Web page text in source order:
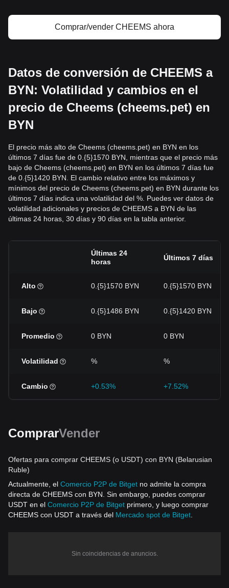
Comprar/vender CHEEMS ahora
Datos de conversión de CHEEMS a
BYN: Volatilidad y cambios en el
precio de Cheems (cheems.pet) en
BYN
El precio más alto de Cheems (cheems.pet) en BYN en los
últimos 7 días fue de 0.{5}1570 BYN, mientras que el precio más
bajo de Cheems (cheems.pet) en BYN en los últimos 7 días fue
de 0.{5}1420 BYN. El cambio relativo entre los máximos y
mínimos del precio de Cheems (cheems.pet) en BYN durante los
últimos 7 días indica una volatilidad del %. Puedes ver datos de
volatilidad adicionales y precios de CHEEMS a BYN de las
últimas 24 horas, 30 días y 90 días en la tabla anterior.
Últimas 24
horas
Últimos 7 días
Alto 0.{5}1570 BYN 0.{5}1570 BYN
Bajo 0.{5}1486 BYN 0.{5}1420 BYN
Promedio 0 BYN 0 BYN
Volatilidad % %
Cambio +0.53% +7.52%
ComprarVender
Ofertas para comprar CHEEMS (o USDT) con BYN (Belarusian
Ruble)
Actualmente, el Comercio P2P de Bitget no admite la compra
directa de CHEEMS con BYN. Sin embargo, puedes comprar
USDT en el Comercio P2P de Bitget primero, y luego comprar
CHEEMS con USDT a través del Mercado spot de Bitget
Sin coincidencias de anuncios.